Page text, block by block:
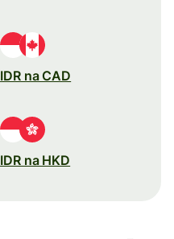
IDR na CAD
IDR na HKD